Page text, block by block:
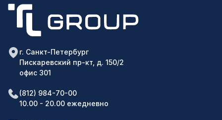
г. Санкт-Петербург
Пискаревский пр-кт, д. 150/2
офис 301
(812) 984-70-00
10.00 - 20.00 ежедневно